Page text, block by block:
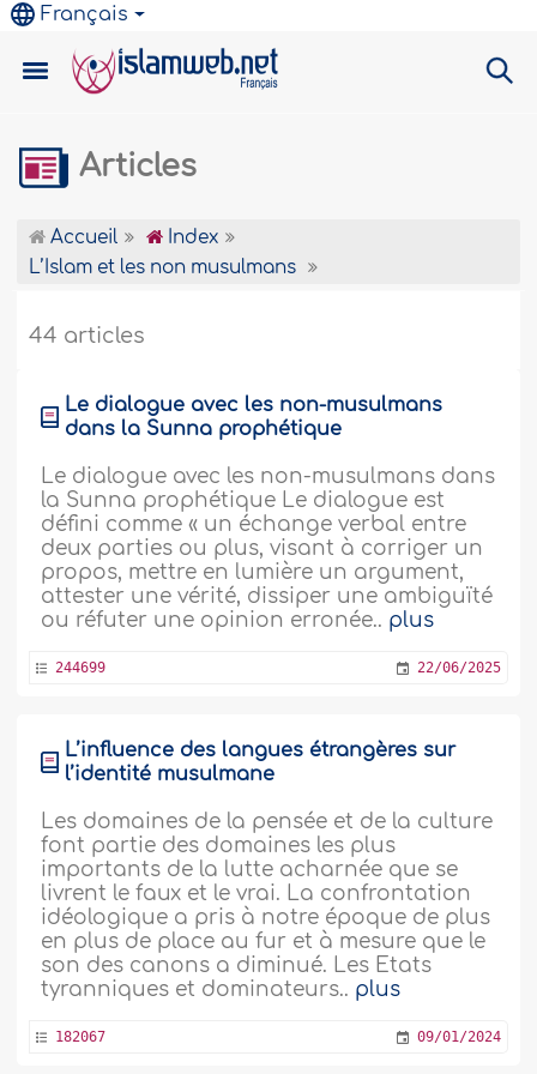
Français
Articles
Accueil
Index
L’Islam et les non musulmans
44 articles
Le dialogue avec les non-musulmans
dans la Sunna prophétique
Le dialogue avec les non-musulmans dans
la Sunna prophétique Le dialogue est
défini comme « un échange verbal entre
deux parties ou plus, visant à corriger un
propos, mettre en lumière un argument,
attester une vérité, dissiper une ambiguïté
ou réfuter une opinion erronée.. plus
244699 22/06/2025
L’influence des langues étrangères sur
l’identité musulmane
Les domaines de la pensée et de la culture
font partie des domaines les plus
importants de la lutte acharnée que se
livrent le faux et le vrai. La confrontation
idéologique a pris à notre époque de plus
en plus de place au fur et à mesure que le
son des canons a diminué. Les Etats
tyranniques et dominateurs.. plus
182067 09/01/2024